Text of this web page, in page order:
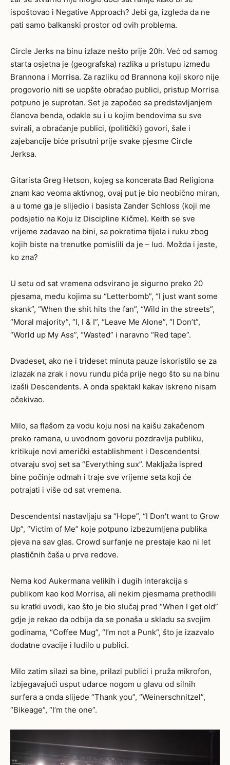
ispoštovao i Negative Approach? Jebi ga, izgleda da ne
pati samo balkanski prostor od ovih problema.
Circle Jerks na binu izlaze nešto prije 20h. Već od samog
starta osjetna je (geografska) razlika u pristupu između
Brannona i Morrisa. Za razliku od Brannona koji skoro nije
progovorio niti se uopšte obraćao publici, pristup Morrisa
potpuno je suprotan. Set je započeo sa predstavljanjem
članova benda, odakle su i u kojim bendovima su sve
svirali, a obraćanje publici, (politički) govori, šale i
zajebancije biće prisutni prije svake pjesme Circle
Jerksa.
Gitarista Greg Hetson, kojeg sa koncerata Bad Religiona
znam kao veoma aktivnog, ovaj put je bio neobično miran,
a u tome ga je slijedio i basista Zander Schloss (koji me
podsjetio na Koju iz Discipline Kičme). Keith se sve
vrijeme zadavao na bini, sa pokretima tijela i ruku zbog
kojih biste na trenutke pomislili da je – lud. Možda i jeste,
ko zna?
U setu od sat vremena odsvirano je sigurno preko 20
pjesama, među kojima su “Letterbomb”, “I just want some
skank”, “When the shit hits the fan”, “Wild in the streets”,
“Moral majority”, “I, I & I”, “Leave Me Alone”, “I Don’t”,
“World up My Ass”, “Wasted” i naravno “Red tape”.
Dvadeset, ako ne i trideset minuta pauze iskoristilo se za
izlazak na zrak i novu rundu pića prije nego što su na binu
izašli Descendents. A onda spektakl kakav iskreno nisam
očekivao.
Milo, sa flašom za vodu koju nosi na kaišu zakačenom
preko ramena, u uvodnom govoru pozdravlja publiku,
kritikuje novi američki establishment i Descendentsi
otvaraju svoj set sa “Everything sux”. Makljaža ispred
bine počinje odmah i traje sve vrijeme seta koji će
potrajati i više od sat vremena.
Descendentsi nastavljaju sa “Hope”, “I Don’t want to Grow
Up”, “Victim of Me” koje potpuno izbezumljena publika
pjeva na sav glas. Crowd surfanje ne prestaje kao ni let
plastičnih čaša u prve redove.
Nema kod Aukermana velikih i dugih interakcija s
publikom kao kod Morrisa, ali nekim pjesmama prethodili
su kratki uvodi, kao što je bio slučaj pred “When I get old”
gdje je rekao da odbija da se ponaša u skladu sa svojim
godinama, “Coffee Mug”, “I’m not a Punk“, što je izazvalo
dodatne ovacije i ludilo u publici.
Milo zatim silazi sa bine, prilazi publici i pruža mikrofon,
izbjegavajući usput udarce nogom u glavu od silnih
surfera a onda slijede “Thank you”, “Weinerschnitzel”,
“Bikeage”, “I’m the one”.